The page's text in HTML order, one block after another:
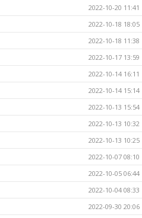
2022-10-20 11:41
2022-10-18 18:05
2022-10-18 11:38
2022-10-17 13:59
2022-10-14 16:11
2022-10-14 15:14
2022-10-13 15:54
2022-10-13 10:32
2022-10-13 10:25
2022-10-07 08:10
2022-10-05 06:44
2022-10-04 08:33
2022-09-30 20:06